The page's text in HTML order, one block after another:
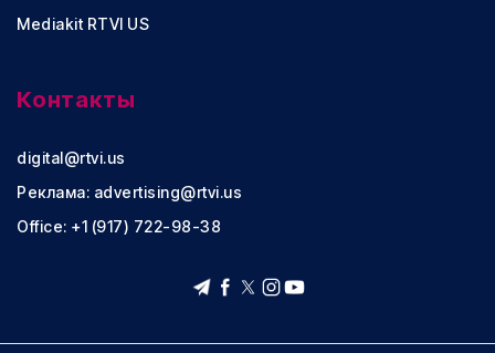
Mediakit RTVI US
Контакты
digital@rtvi.us
Реклама: advertising@rtvi.us
Office: +1 (917) 722-98-38